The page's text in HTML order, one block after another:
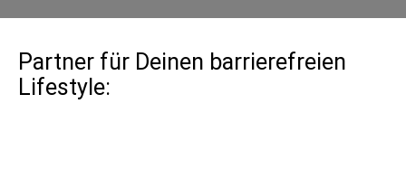
Partner für Deinen barrierefreien
Lifestyle: